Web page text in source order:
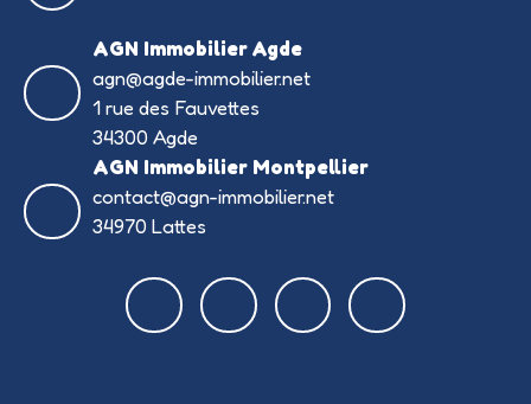
AGN Immobilier Agde
agn@agde-immobilier.net
1 rue des Fauvettes
34300 Agde
AGN Immobilier Montpellier
contact@agn-immobilier.net
34970 Lattes